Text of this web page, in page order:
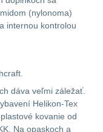
(nylonoma)
internou kontrolou
dáva veľmi záležať.
Helikon-Tex
kovanie od
Na opaskoch a